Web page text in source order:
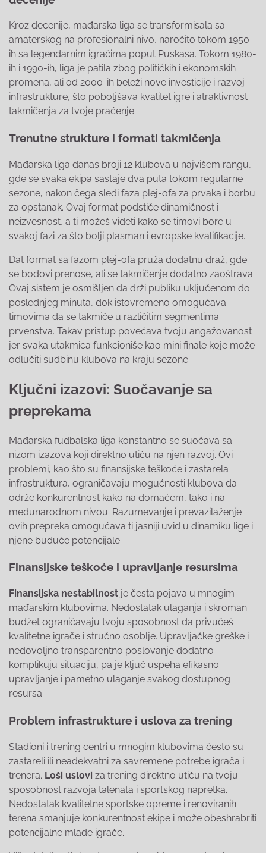
Kroz decenije, mađarska liga se transformisala sa
amaterskog na profesionalni nivo, naročito tokom 1950-
ih sa legendarnim igračima poput Puskasa. Tokom 1980-
ih i 1990-ih, liga je patila zbog političkih i ekonomskih
promena, ali od 2000-ih beleži nove investicije i razvoj
infrastrukture, što poboljšava kvalitet igre i atraktivnost
takmičenja za tvoje praćenje.
Trenutne strukture i formati takmičenja
Mađarska liga danas broji 12 klubova u najvišem rangu,
gde se svaka ekipa sastaje dva puta tokom regularne
sezone, nakon čega sledi faza plej-ofa za prvaka i borbu
za opstanak. Ovaj format podstiče dinamičnost i
neizvesnost, a ti možeš videti kako se timovi bore u
svakoj fazi za što bolji plasman i evropske kvalifikacije.
Dat format sa fazom plej-ofa pruža dodatnu draž, gde
se bodovi prenose, ali se takmičenje dodatno zaoštrava.
Ovaj sistem je osmišljen da drži publiku uključenom do
poslednjeg minuta, dok istovremeno omogućava
timovima da se takmiče u različitim segmentima
prvenstva. Takav pristup povećava tvoju angažovanost
jer svaka utakmica funkcioniše kao mini finale koje može
odlučiti sudbinu klubova na kraju sezone.
Ključni izazovi: Suočavanje sa
preprekama
Mađarska fudbalska liga konstantno se suočava sa
nizom izazova koji direktno utiču na njen razvoj. Ovi
problemi, kao što su finansijske teškoće i zastarela
infrastruktura, ograničavaju mogućnosti klubova da
održe konkurentnost kako na domaćem, tako i na
međunarodnom nivou. Razumevanje i prevazilaženje
ovih prepreka omogućava ti jasniji uvid u dinamiku lige i
njene buduće potencijale.
Finansijske teškoće i upravljanje resursima
Finansijska nestabilnost je česta pojava u mnogim
mađarskim klubovima. Nedostatak ulaganja i skroman
budžet ograničavaju tvoju sposobnost da privučeš
kvalitetne igrače i stručno osoblje. Upravljačke greške i
nedovoljno transparentno poslovanje dodatno
komplikuju situaciju, pa je ključ uspeha efikasno
upravljanje i pametno ulaganje svakog dostupnog
resursa.
Problem infrastrukture i uslova za trening
Stadioni i trening centri u mnogim klubovima često su
zastareli ili neadekvatni za savremene potrebe igrača i
trenera. Loši uslovi za trening direktno utiču na tvoju
sposobnost razvoja talenata i sportskog napretka.
Nedostatak kvalitetne sportske opreme i renoviranih
terena smanjuje konkurentnost ekipe i može obeshrabriti
potencijalne mlade igrače.